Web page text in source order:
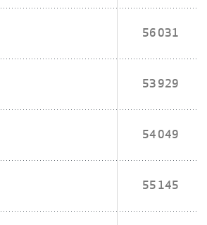
56 031
53 929
54 049
55 145